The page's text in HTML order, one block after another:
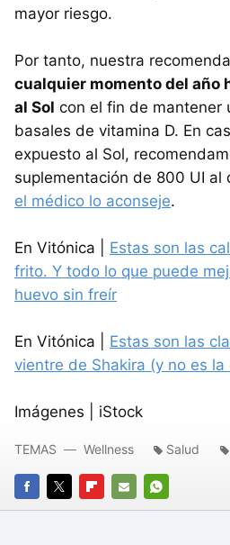
mayor riesgo.
Por tanto, nuestra
cualquier momento del año
al Sol con el fin de mantener
basales de vitamina D. En
expuesto al Sol,
suplementación de 800 UI al
el médico lo aconseje.
En Vitónica | Estas son las
frito. Y todo lo que puede
huevo sin freír
En Vitónica | Estas son las
vientre de Shakira (y no es
Imágenes | iStock
FACEBOOK
TWITTERFLIPBOARD
E-
WHATSAPP
TEMAS Wellness Salud